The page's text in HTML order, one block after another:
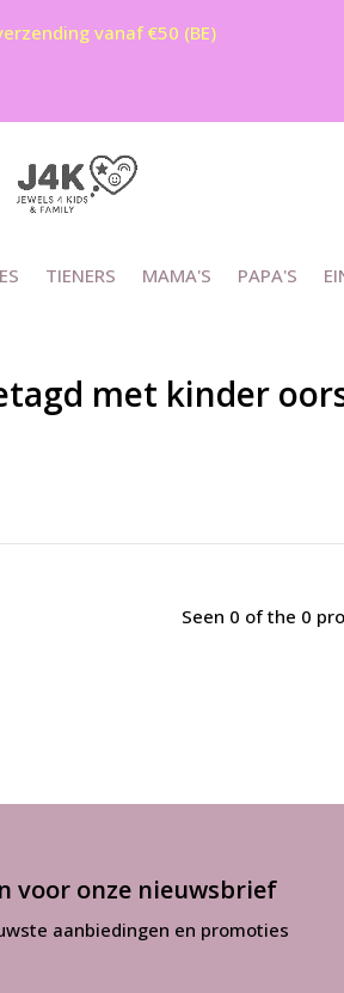
TIENERS MAMA'S PAPA'S
vanaf €50 (BE)
met kinder
Seen 0 of the 0
voor onze nieuwsbrief
aanbiedingen en promoties